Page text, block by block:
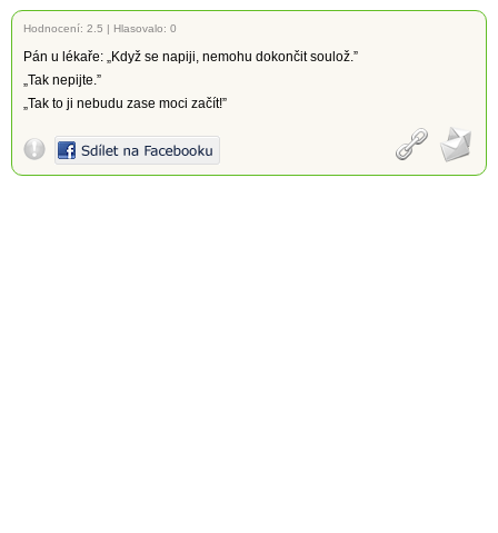
Hodnocení: 2.5 | Hlasovalo: 0
Pán u lékaře: „Když se napiji, nemohu dokončit soulož.”
„Tak nepijte.”
„Tak to ji nebudu zase moci začít!”